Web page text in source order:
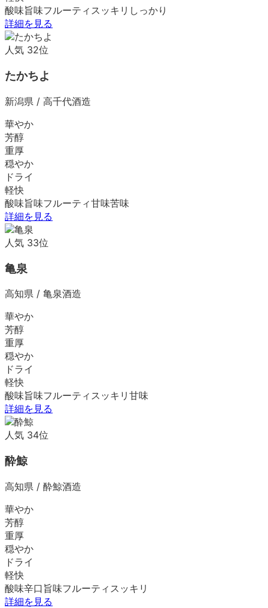
酸味旨味フルーティ スッキリ しっかり
詳細を見る
人気 32位
たかちよ
新潟県 / 高千代酒造
華やか
芳醇
重厚
穏やか
ドライ
軽快
酸味旨味フルーティ甘味苦味
詳細を見る
人気 33位
亀泉
高知県 / 亀泉酒造
華やか
芳醇
重厚
穏やか
ドライ
軽快
酸味旨味フルーティ スッキリ 甘味
詳細を見る
人気 34位
酔鯨
高知県 / 酔鯨酒造
華やか
芳醇
重厚
穏やか
ドライ
軽快
酸味辛口 旨味フルーティ スッキリ
詳細を見る